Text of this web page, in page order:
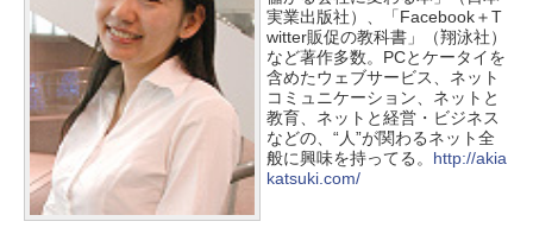
実業出版社）、「Facebook＋T
witter販促の教科書」（翔泳社）
など著作多数。PCとケータイを
含めたウェブサービス、ネット
コミュニケーション、ネットと
教育、ネットと経営・ビジネス
などの、“人”が関わるネット全
般に興味を持ってる。 http://akia
katsuki.com/